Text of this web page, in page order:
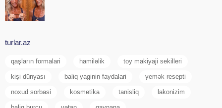
turlar.az
qaşların formalari hamiləlik toy makiyaji sekilleri
kişi dünyası baliq yaginin faydalari yemək resepti
noxud sorbasi kosmetika tanisliq lakonizim